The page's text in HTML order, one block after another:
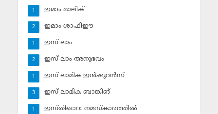
ഇമാം മാലിക്
1
ഇമാം ശാഫിഈ
2
ഇസ് ലാം
1
ഇസ് ലാം അനുഭവം
2
ഇസ് ലാമിക ഇന്‍ഷുറന്‍സ്‌
1
ഇസ് ലാമിക ബാങ്കിങ്‌
3
ഇസ്തിഖാറഃ നമസ്‌കാരത്തില്‍
1